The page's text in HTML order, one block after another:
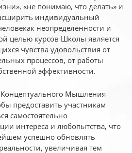
«не понимаю, что делать» и
индивидуальный
неопределенности и
целью курсов Школы является
чувства удовольствия от
процессов, от работы
эффективности.
Мышления
предоставить участникам
самостоятельно
интереса и любопытства, что
успешно обновлять
увеличивая тем